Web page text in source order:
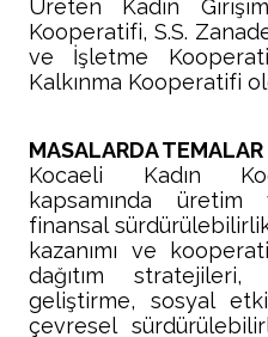
Üreten Kadın
Kooperatifi, S.S.
ve İşletme
Kalkınma Kooperatifi
MASALARDA
Kocaeli Kadın
kapsamında
finansal
kazanımı ve
dağıtım
geliştirme, sosyal
çevresel